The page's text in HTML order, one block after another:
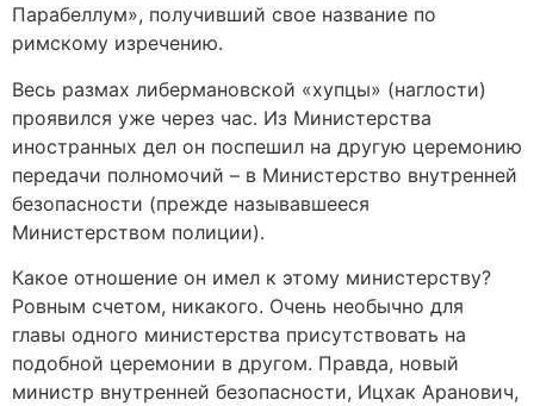
Парабеллум», получивший свое название по
римскому изречению.
Весь размах либермановской «хупцы» (наглости)
проявился уже через час. Из Министерства
иностранных дел он поспешил на другую церемонию
передачи полномочий – в Министерство внутренней
безопасности (прежде называвшееся
Министерством полиции).
Какое отношение он имел к этому министерству?
Ровным счетом, никакого. Очень необычно для
главы одного министерства присутствовать на
подобной церемонии в другом. Правда, новый
министр внутренней безопасности, Ицхак Аранович,